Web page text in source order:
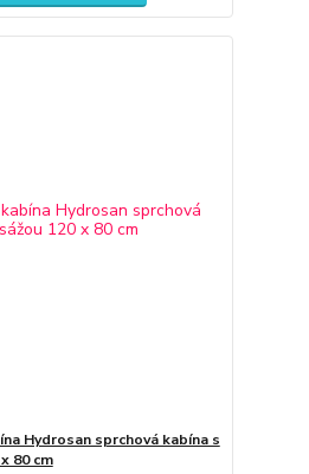
Hydrosan sprchová kabína s
80 cm